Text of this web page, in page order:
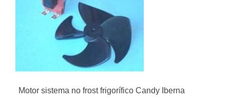
Motor sistema no frost frigorífico Candy Iberna